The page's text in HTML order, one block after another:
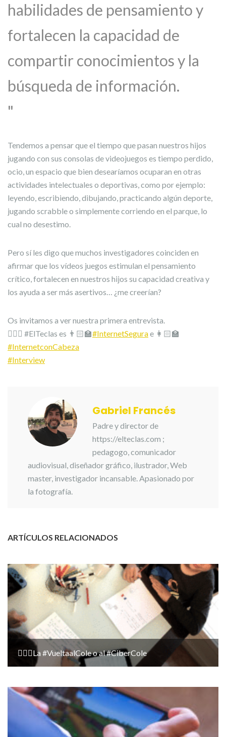
habilidades de pensamiento y
fortalecen la capacidad de
compartir conocimientos y la
búsqueda de información.
Tendemos a pensar que el tiempo que pasan nuestros hijos
jugando con sus consolas de videojuegos es tiempo perdido,
ocio, un espacio que bien desearíamos ocuparan en otras
actividades intelectuales o deportivas, como por ejemplo:
leyendo, escribiendo, dibujando, practicando algún deporte,
jugando scrabble o simplemente corriendo en el parque, lo
cual no desestimo.
Pero sí les digo que muchos investigadores coinciden en
afirmar que los vídeos juegos estimulan el pensamiento
crítico, fortalecen en nuestros hijos su capacidad creativa y
los ayuda a ser más asertivos… ¿me creerían?
Os invitamos a ver nuestra primera entrevista.
🙋🏼‍♂️ #ElTeclas es 👨🏻‍🏫#InternetSegurae 👩🏻‍🏫
#InternetconCabeza
#Interview
Gabriel Francés
Padre y director de
https://elteclas.com ;
pedagogo, comunicador
audiovisual, diseñador gráfico, ilustrador, Web
master, investigador incansable. Apasionado por
la fotografía.
ARTÍCULOS RELACIONADOS
🙋🏻‍♀️La #VueltaalCole o al #CiberCole